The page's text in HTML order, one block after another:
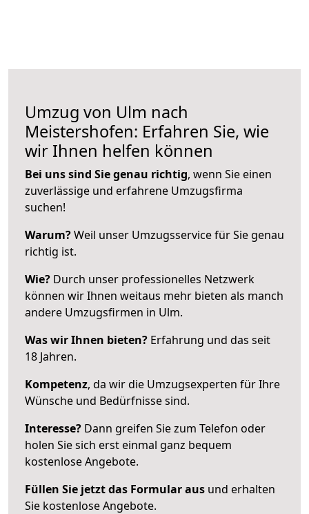
Umzug von Ulm nach
Meistershofen: Erfahren Sie, wie
wir Ihnen helfen können
Bei uns sind Sie genau richtig, wenn Sie einen
zuverlässige und erfahrene Umzugsfirma
suchen!
Warum?Weil unser Umzugsservice für Sie genau
richtig ist.
Wie? Durch unser professionelles Netzwerk
können wir Ihnen weitaus mehr bieten als manch
andere Umzugsfirmen in Ulm.
Was wir Ihnen bieten? Erfahrung und das seit
18 Jahren.
Kompetenz, da wir die Umzugsexperten für Ihre
Wünsche und Bedürfnisse sind.
Interesse? Dann greifen Sie zum Telefon oder
holen Sie sich erst einmal ganz bequem
kostenlose Angebote.
Füllen Sie jetzt das Formular aus und erhalten
Sie kostenlose Angebote.